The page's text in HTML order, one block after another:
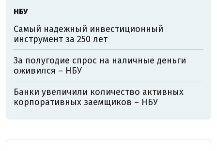
НБУ
Самый надежный инвестиционный
инструмент за 250 лет
За полугодие спрос на наличные деньги
оживился – НБУ
Банки увеличили количество активных
корпоративных заемщиков – НБУ